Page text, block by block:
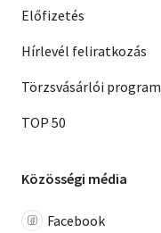
Előfizetés
Hírlevél feliratkozás
Törzsvásárlói program
TOP 50
Közösségi média
Facebook